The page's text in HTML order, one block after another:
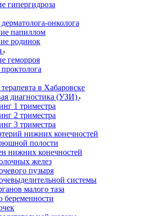
гипергидроза
онколога
папиллом
родинок
геморроя
в Хабаровске
диагностика (УЗИ)
1 триместра
2 триместра
3 триместра
нижних конечностей
полости
нижних конечностей
желез
пузыря
системы
малого таза